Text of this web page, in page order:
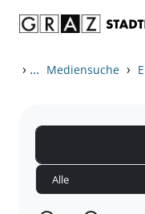
› ... Mediensuche ›